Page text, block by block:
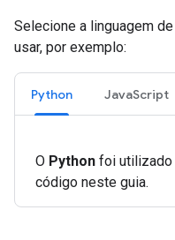
Selecione a linguagem
usar, por exemplo:
Python JavaScript
O Python foi
código neste guia.